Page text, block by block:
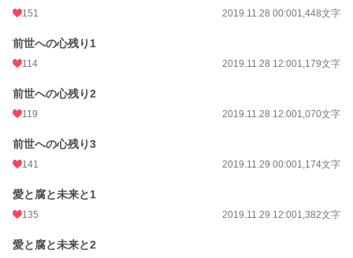
151 2019.11.28 00:001,448文字
前世への心残り1
114 2019.11.28 12:001,179文字
前世への心残り2
119 2019.11.28 12:001,070文字
前世への心残り3
141 2019.11.29 00:001,174文字
愛と腐と未来と1
135 2019.11.29 12:001,382文字
愛と腐と未来と2